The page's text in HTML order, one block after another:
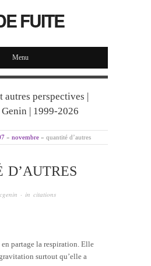
FUITE
Menu
autres perspectives |
| 1999-2026
» novembre » quantité d’autres
D’AUTRES
cgenin · in citations
en partage la respiration. Elle
gravitation surtout qu’elle a